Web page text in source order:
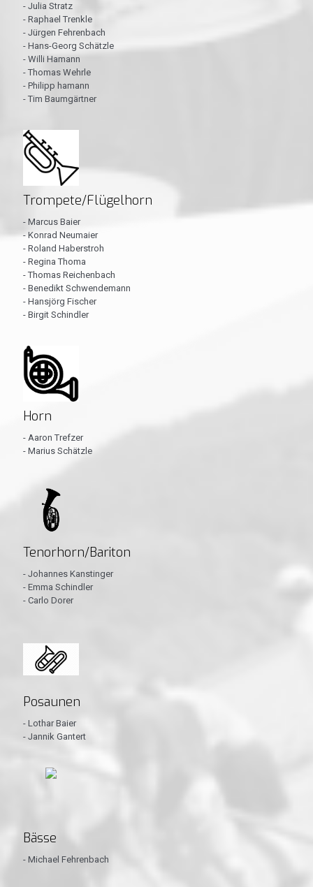
- Julia Stratz
- Raphael Trenkle
- Jürgen Fehrenbach
- Hans-Georg Schätzle
- Willi Hamann
- Thomas Wehrle
- Philipp hamann
- Tim Baumgärtner
Trompete/Flügelhorn
- Marcus Baier
- Konrad Neumaier
- Roland Haberstroh
- Regina Thoma
- Thomas Reichenbach
- Benedikt Schwendemann
- Hansjörg Fischer
- Birgit Schindler
Horn
- Aaron Trefzer
- Marius Schätzle
Tenorhorn/Bariton
- Johannes Kanstinger
- Emma Schindler
- Carlo Dorer
Posaunen
- Lothar Baier
- Jannik Gantert
Bässe
- Michael Fehrenbach